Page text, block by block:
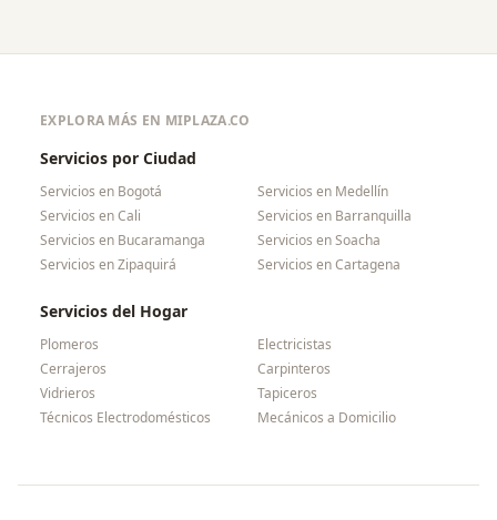
EXPLORA MÁS EN MIPLAZA.CO
Servicios por Ciudad
Servicios en Bogotá Servicios en Medellín
Servicios enCali Servicios en Barranquilla
Servicios en Bucaramanga Servicios enSoacha
Servicios enZipaquirá Servicios enCartagena
Servicios del Hogar
Plomeros
Electricistas
Cerrajeros
Carpinteros
Vidrieros
Tapiceros
Técnicos Electrodomésticos
Mecánicos a Domicilio